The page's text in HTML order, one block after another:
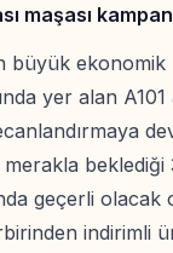
maşası
büyük ekonomik
yer alan A101
merakla beklediği
geçerli olacak
indirimli